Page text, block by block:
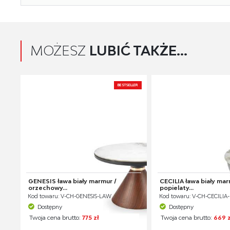
MOŻESZ LUBIĆ TAKŻE...
BESTSELLER
GENESIS ława biały marmur /
orzechowy...
Kod towaru: V-CH-GENESIS-LAW
Dostępny
Twoja cena brutto:775 zł
CECILIA ława biały
popielaty...
Kod towaru: V-CH-
Dostępny
Twoja cena brutto: 669